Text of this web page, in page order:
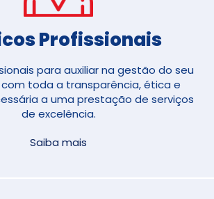
Profissionais
para auxiliar na gestão do seu
toda a transparência, ética e
a uma prestação de serviços
de excelência.
Saiba mais